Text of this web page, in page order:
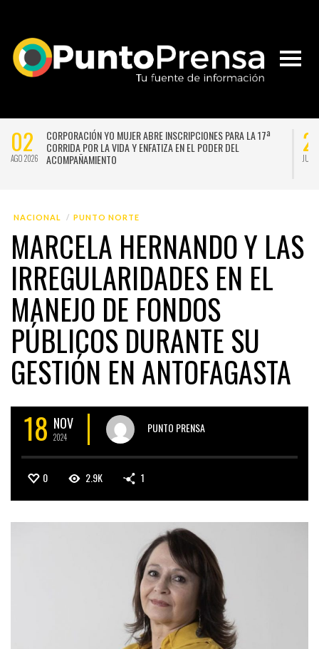
02
AGO 2026
CORPORACIÓN YO MUJER ABRE INSCRIPCIONES PARA LA 17ª
CORRIDA POR LA VIDA Y ENFATIZA EN EL PODER DEL
ACOMPAÑAMIENTO
JUL
NACIONAL PUNTO NORTE
MARCELA HERNANDO Y LAS
IRREGULARIDADES EN EL
MANEJO DE FONDOS
PÚBLICOS DURANTE SU
GESTIÓN EN ANTOFAGASTA
18 NOV
2024
PUNTO PRENSA
0 2.9K 1